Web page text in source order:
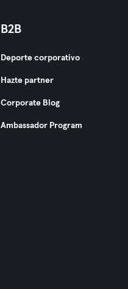
B2B
Deporte corporativo
Hazte partner
Corporate Blog
Ambassador Program